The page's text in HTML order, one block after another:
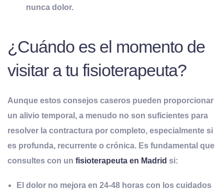
nunca dolor.
¿Cuándo es el momento de
visitar a tu fisioterapeuta?
Aunque estos consejos caseros pueden proporcionar
un alivio temporal, a menudo no son suficientes para
resolver la contractura por completo, especialmente si
es profunda, recurrente o crónica. Es fundamental que
consultes con un fisioterapeuta en Madrid si:
El dolor no mejora en 24-48 horas con los cuidados